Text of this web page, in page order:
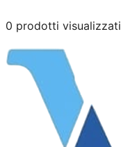
0 prodotti visualizzati